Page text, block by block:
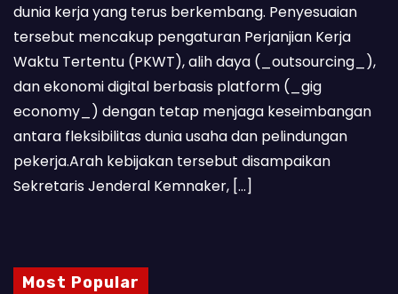
dunia kerja yang terus berkembang. Penyesuaian
tersebut mencakup pengaturan Perjanjian Kerja
Waktu Tertentu (PKWT), alih daya (_outsourcing_),
dan ekonomi digital berbasis platform (_gig
economy_) dengan tetap menjaga keseimbangan
antara fleksibilitas dunia usaha dan pelindungan
pekerja.Arah kebijakan tersebut disampaikan
Sekretaris Jenderal Kemnaker, […]
Most Popular